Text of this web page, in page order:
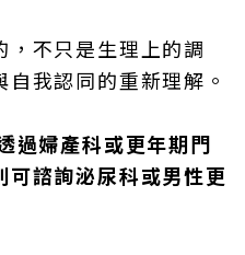
不只是生理上的調
我認同的重新理解。
過婦產科或更年期門
諮詢泌尿科或男性更